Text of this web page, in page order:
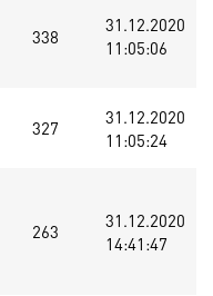
338
31.12.2020
11:05:06
327
31.12.2020
11:05:24
263
31.12.2020
14:41:47